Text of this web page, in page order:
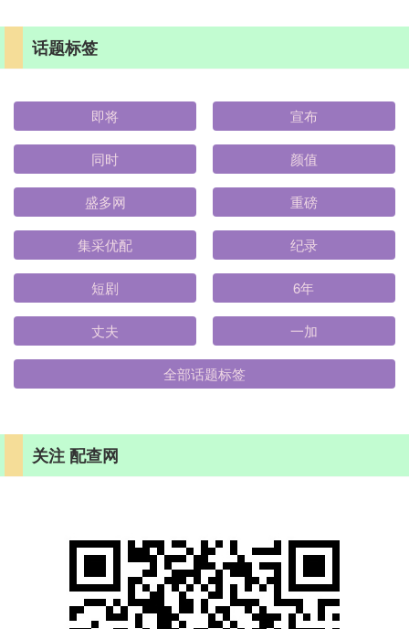
话题标签
即将 宣布
同时 颜值
盛多网 重磅
集采优配 纪录
短剧 6年
丈夫 一加
全部话题标签
关注 配查网